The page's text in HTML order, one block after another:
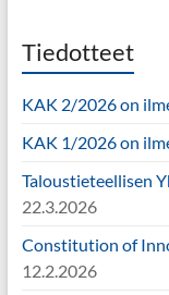
Tiedotteet
KAK 2/2026 on
KAK 1/2026 on
Taloustieteellisen
22.3.2026
Constitution of
12.2.2026